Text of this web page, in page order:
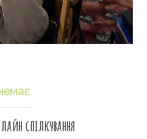
спілкування